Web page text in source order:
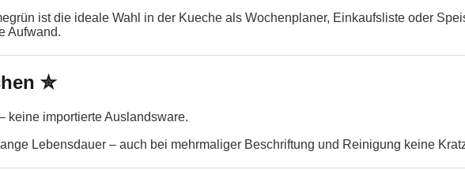
ist die ideale Wahl in der Kueche als Wochenplaner, Einkaufsliste oder
Aufwand.
✮
keine importierte Auslandsware.
Lebensdauer – auch bei mehrmaliger Beschriftung und Reinigung keine